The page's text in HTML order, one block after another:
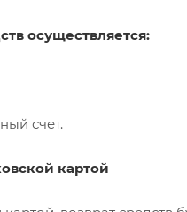
осуществляется:
счет.
картой